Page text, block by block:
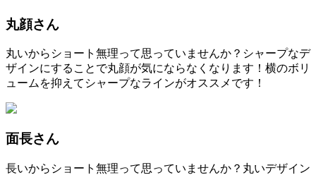
丸顔さん
丸いからショート無理って思っていませんか？シャープなデ
ザインにすることで丸顔が気にならなくなります！横のボリ
ュームを抑えてシャープなラインがオススメです！
面長さん
長いからショート無理って思っていませんか？丸いデザイン